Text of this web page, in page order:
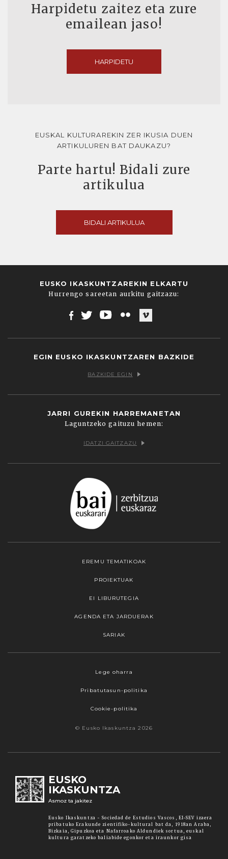
Harpidetu zaitez eta zure
emailean jaso!
HARPIDETU
EUSKAL KULTURAREKIN ZER IKUSIA DUEN
ARTIKULUREN BAT DAUKAZU?
Parte hartu! Bidali zure
artikulua
BIDALI ARTIKULUA
EUSKO IKASKUNTZAREKIN ELKARTU
Hurrengo sareetan aurkitu gaitzazu:
EGIN EUSKO IKASKUNTZAREN BAZKIDE
BAZKIDE EGIN
JARRI GUREKIN HARREMANETAN
Laguntzeko gaituzu hemen:
IDATZI GAITZAZU
EREMU TEMATIKOAK
PROIEKTUAK
EI LIBURUTEGIA
AGENDA ETA JARDUERAK
SARIAK
Lege oharra
Pribatutasun-politika
Cookie-politika
© Eusko Ikaskuntza 2026
EUSKO
IKASKUNTZA
Asmoz ta jakitez
Eusko Ikaskuntza - Sociedad de Estudios Vascos, EI-SEV izaera
pribatuko Erakunde zientifiko-kultural bat da, 1918an Araba,
Bizkaia, Gipuzkoa eta Nafarroako Aldundiek sortua, euskal
kultura garatzeko baliabide egonkor eta iraunkor gisa
Webgune honek cookieak erabiltzen ditu,
nabigatzeko nahiago duzun cookie aukera.
Guztiz desaktibatzea ere hauta dezakezu.
"konfigurazioa" aukeran. "Onartzen dut" botoia
cookie politika onartzen duzula adierazten ari
gehiago lortzeko.
Onartu